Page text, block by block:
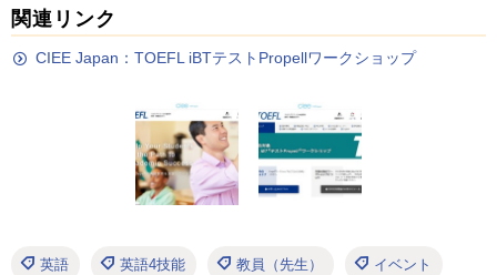
関連リンク
CIEE Japan：TOEFL iBTテストPropellワークショップ
英語 英語4技能 教員（先生） イベント